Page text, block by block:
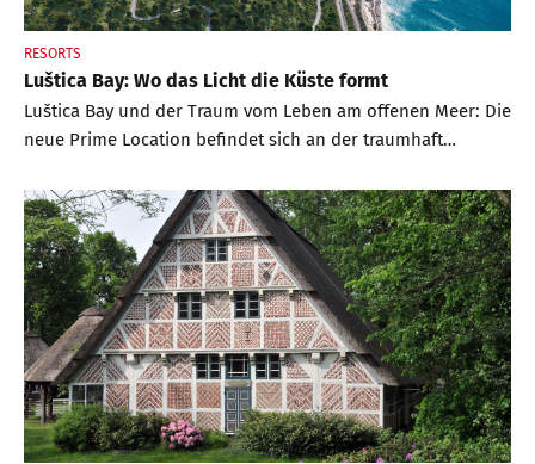
RESORTS
Luštica Bay: Wo das Licht die Küste formt
Luštica Bay und der Traum vom Leben am offenen Meer: Die
neue Prime Location befindet sich an der traumhaft